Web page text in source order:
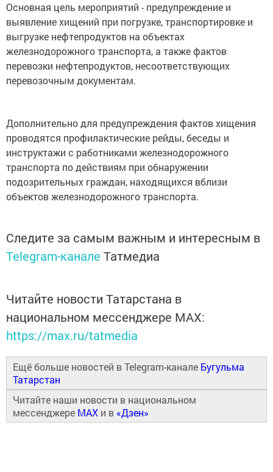
Основная цель мероприятий - предупреждение и
выявление хищений при погрузке, транспортировке и
выгрузке нефтепродуктов на объектах
железнодорожного транспорта, а также фактов
перевозки нефтепродуктов, несоответствующих
перевозочным документам.
Дополнительно для предупреждения фактов хищения
проводятся профилактические рейды, беседы и
инструктажи с работниками железнодорожного
транспорта по действиям при обнаружении
подозрительных граждан, находящихся вблизи
объектов железнодорожного транспорта.
Следите за самым важным и интересным в
Telegram-канале Татмедиа
Читайте новости Татарстана в
национальном мессенджере MАХ:
https://max.ru/tatmedia
Ещё больше новостей в Telegram-канале Бугульма
Татарстан
Читайте наши новости в национальном
мессенджере MAX и в «Дзен»